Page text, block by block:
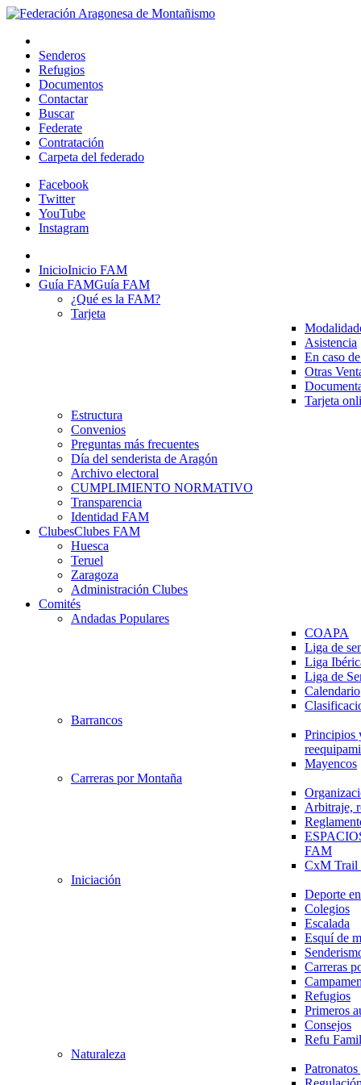
Senderos
Refugios
Documentos
Contactar
Buscar
Federate
Contratación
Carpeta del federado
Facebook
Twitter
YouTube
Instagram
InicioInicio FAM
Guía FAMGuía FAM
¿Qué es la FAM?
Tarjeta
Asistencia
En caso
Otras
Tarjeta
Estructura
Convenios
Preguntas más frecuentes
Día del senderista de Aragón
Archivo electoral
CUMPLIMIENTO NORMATIVO
Transparencia
Identidad FAM
ClubesClubes FAM
Huesca
Teruel
Zaragoza
Administración Clubes
Comités
Andadas Populares
COAPA
Liga de
Liga
Liga de
Calendario
Barrancos
Principios
Mayencos
Carreras por Montaña
Arbitraje,
FAM
CxM
Iniciación
Deporte
Colegios
Escalada
Esquí de
Carreras
Refugios
Primeros
Consejos
Refu
Naturaleza